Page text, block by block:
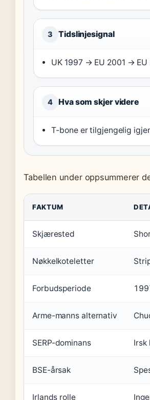
3 Tidslinjesignal
UK 1997 → EU 2001 →
4 Hva som skjer videre
T-bone er tilgjengelig
Tabellen under oppsummerer
FAKTUM
Skjærested
Nøkkelkoteletter
Forbudsperiode
Arme-manns alternativ
SERP-dominans Irsk
BSE-årsak
Irlands rolle